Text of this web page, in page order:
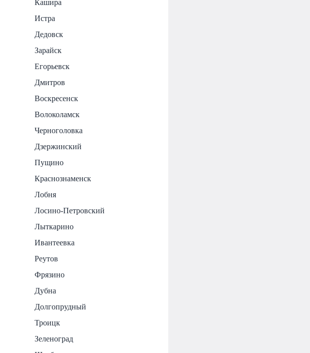
Кашира
Истра
Дедовск
Зарайск
Егорьевск
Дмитров
Воскресенск
Волоколамск
Черноголовка
Дзержинский
Пущино
Краснознаменск
Лобня
Лосино-Петровский
Лыткарино
Ивантеевка
Реутов
Фрязино
Дубна
Долгопрудный
Троицк
Зеленоград